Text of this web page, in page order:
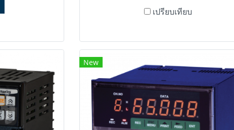
เปรียบเทียบ
New